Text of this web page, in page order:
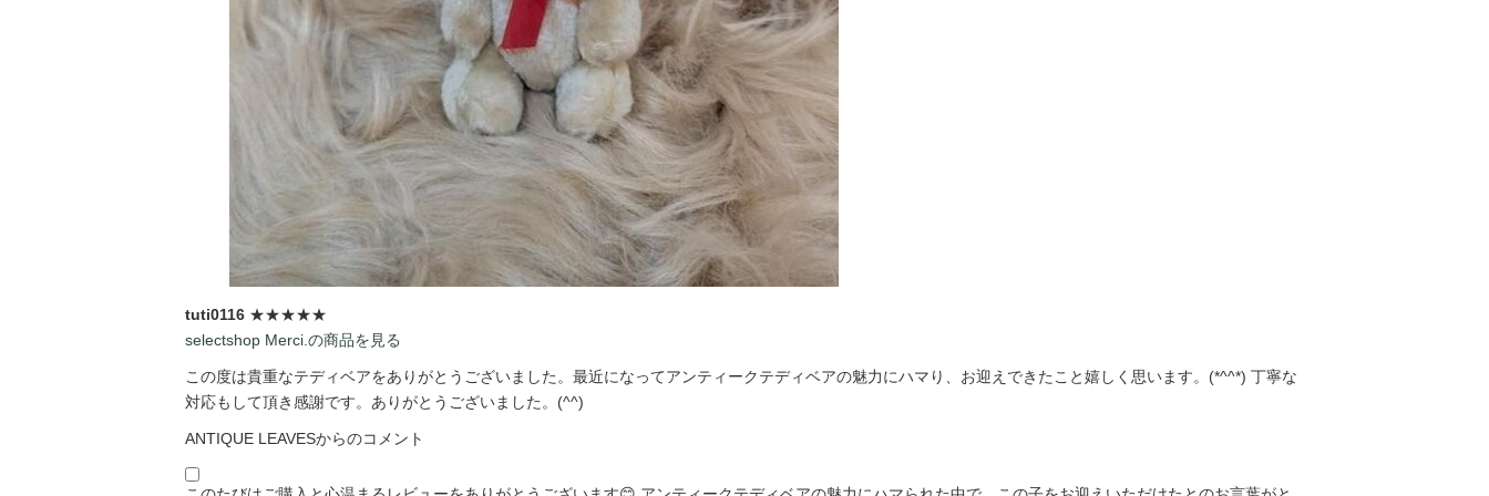
tuti0116 ★★★★★
selectshop Merci.の商品を見る
この度は貴重なテディベアをありがとうございました。最近になってアンティークテディベアの魅力にハマり、お迎えできたこと嬉しく思います。(*^^*) 丁寧な
対応もして頂き感謝です。ありがとうございました。(^^)
ANTIQUE LEAVESからのコメント